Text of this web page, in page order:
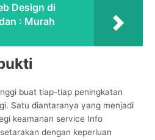
Design di
: Murah
buat tiap-tiap peningkatan
Satu diantaranya yang menjadi
keamanan service Info
dengan keperluan